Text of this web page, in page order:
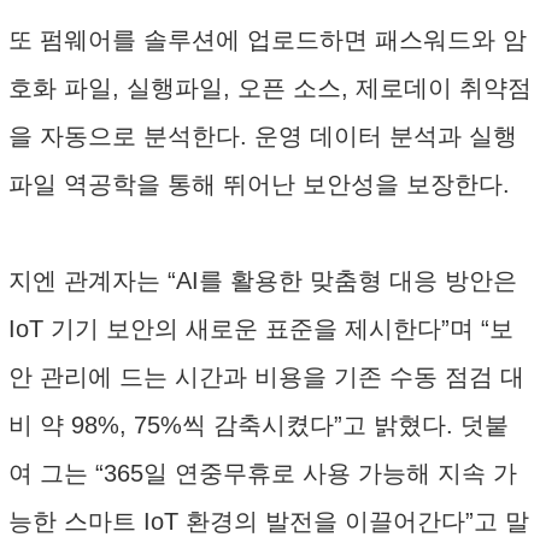
또 펌웨어를 솔루션에 업로드하면 패스워드와 암
호화 파일, 실행파일, 오픈 소스, 제로데이 취약점
을 자동으로 분석한다. 운영 데이터 분석과 실행
파일 역공학을 통해 뛰어난 보안성을 보장한다.
지엔 관계자는 “AI를 활용한 맞춤형 대응 방안은
IoT 기기 보안의 새로운 표준을 제시한다”며 “보
안 관리에 드는 시간과 비용을 기존 수동 점검 대
비 약 98%, 75%씩 감축시켰다”고 밝혔다. 덧붙
여 그는 “365일 연중무휴로 사용 가능해 지속 가
능한 스마트 IoT 환경의 발전을 이끌어간다”고 말